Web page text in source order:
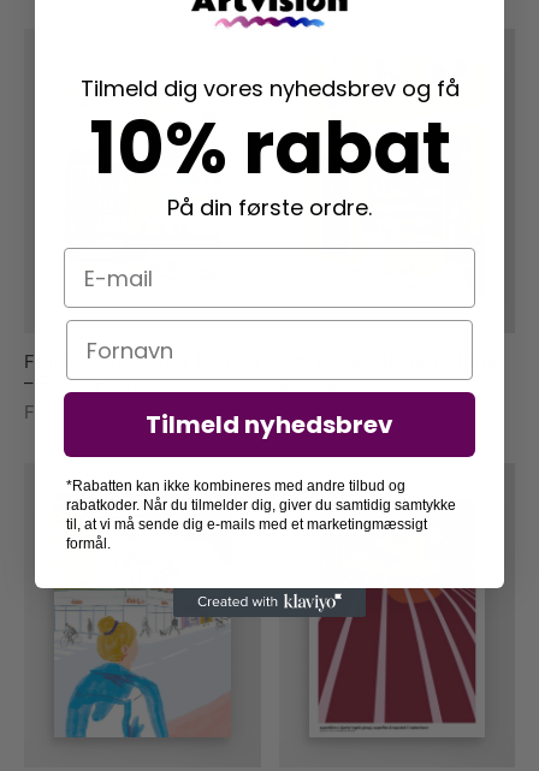
Falling Leaves Over Nyhavn
– Emma Forsberg
Fra
Dissing
Fra
99,00
Tilmeld dig vores nyhedsbrev og få
10% rabat
På din første ordre.
E-mail
Navn
Tilmeld nyhedsbrev
*Rabatten kan ikke kombineres med andre tilbud og
rabatkoder. Når du tilmelder dig, giver du samtidig samtykke
til, at vi må sende dig e-mails med et marketingmæssigt
formål.